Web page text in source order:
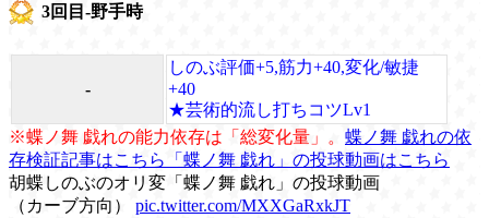
3回目-野手時
-
しのぶ評価+5,筋力+40,変化/敏捷
+40
★芸術的流し打ちコツLv1
※蝶ノ舞 戯れの能力依存は「総変化量」。 蝶ノ舞 戯れの依
存検証記事はこちら
「蝶ノ舞 戯れ」の投球動画はこちら
胡蝶しのぶのオリ変「蝶ノ舞 戯れ」の投球動画
（カーブ方向） pic.twitter.com/MXXGaRxkJT